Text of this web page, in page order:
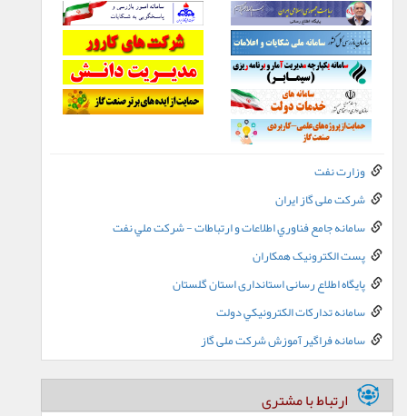
وزارت نفت
شرکت ملی گاز ایران
سامانه جامع فناوري اطلاعات و ارتباطات - شرکت ملي نفت
پست الکترونيک همکاران
پایگاه اطلاع رسانی استانداری استان گلستان
سامانه تدارکات الکترونيکي دولت
سامانه فراگیر آموزش شرکت ملی گاز
ارتباط با مشتری